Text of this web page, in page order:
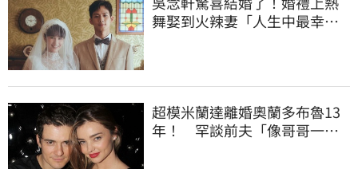
舞娶到火辣妻「人生中最幸福
超模米蘭達離婚奧蘭多布魯13
年！ 罕談前夫「像哥哥一